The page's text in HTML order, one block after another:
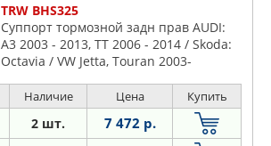
TRW BHS325
Суппорт тормозной задн прав AUDI:
A3 2003 - 2013, TT 2006 - 2014 / Skoda:
Octavia / VW Jetta, Touran 2003-
Наличие Цена Купить
2 шт. 7 472 р.